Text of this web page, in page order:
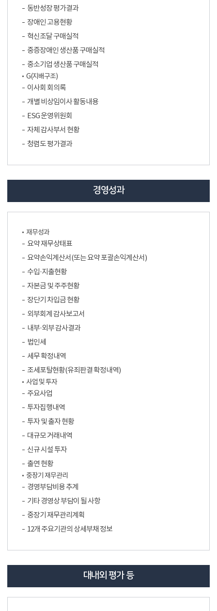
동반성장 평가결과
장애인 고용현황
혁신조달 구매실적
중증장애인 생산품 구매실적
중소기업 생산품 구매실적
G(지배구조)
이사회 회의록
개별 비상임이사 활동내용
ESG 운영위원회
자체 감사부서 현황
청렴도 평가결과
경영성과
재무성과
요약 재무상태표
요약손익계산서(또는 요약 포괄손익계산서)
수입·지출현황
자본금 및 주주현황
장단기 차입금 현황
외부회계 감사보고서
내부·외부 감사결과
법인세
세무 확정내역
조세포탈현황(유죄판결 확정내역)
사업 및 투자
주요사업
투자집행내역
투자 및 출자 현황
대규모 거래내역
신규 시설 투자
출연 현황
중장기 재무관리
경영부담비용 추계
기타 경영상 부담이 될 사항
중장기 재무관리계획
12개 주요기관의 상세부채 정보
대내외 평가 등